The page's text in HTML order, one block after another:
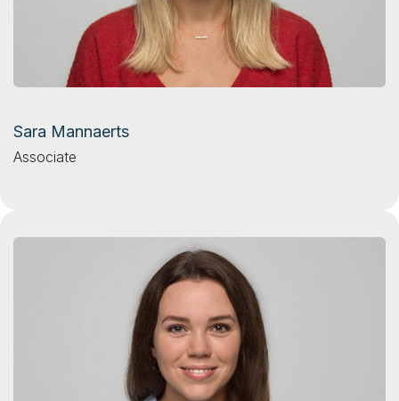
Sara Mannaerts
Associate